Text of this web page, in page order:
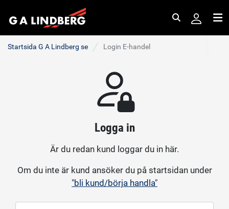
Startsida G A Lindberg se Login E-handel
Logga in
Är du redan kund loggar du in här.
Om du inte är kund ansöker du på startsidan under
"bli kund/börja handla"